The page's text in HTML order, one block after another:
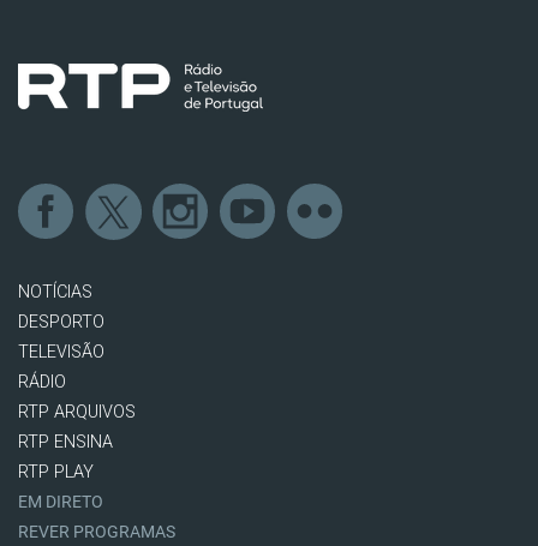
NOTÍCIAS
DESPORTO
TELEVISÃO
RÁDIO
RTP ARQUIVOS
RTP ENSINA
RTP PLAY
EM DIRETO
REVER PROGRAMAS